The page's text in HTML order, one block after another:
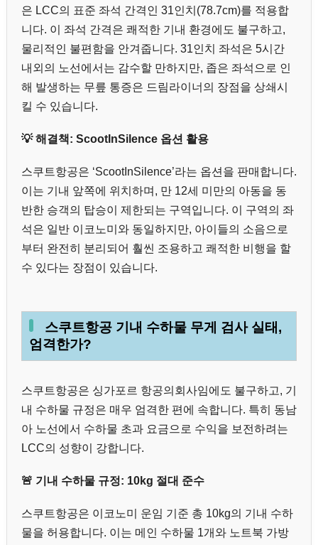
은 LCC의 표준 좌석 간격인 31인치(78.7cm)를 적용합
니다. 이 좌석 간격은 쾌적한 기내 환경에도 불구하고,
물리적인 불편함을 안겨줍니다. 31인치 좌석은 5시간
내외의 노선에서는 감수할 만하지만, 좁은 좌석으로 인
해 발생하는 무릎 통증은 드림라이너의 장점을 상쇄시
킬 수 있습니다.
💡 해결책: ScootInSilence 옵션 활용
스쿠트항공은 ‘ScootInSilence’라는 옵션을 판매합니다.
이는 기내 앞쪽에 위치하며, 만 12세 미만의 아동을 동
반한 승객의 탑승이 제한되는 구역입니다. 이 구역의 좌
석은 일반 이코노미와 동일하지만, 아이들의 소음으로
부터 완전히 분리되어 훨씬 조용하고 쾌적한 비행을 할
수 있다는 장점이 있습니다.
스쿠트항공 기내 수하물 무게 검사 실태,
엄격한가?
스쿠트항공은 싱가포르 항공의회사임에도 불구하고, 기
내 수하물 규정은 매우 엄격한 편에 속합니다. 특히 동남
아 노선에서 수하물 초과 요금으로 수익을 보전하려는
LCC의 성향이 강합니다.
🚨 기내 수하물 규정: 10kg 절대 준수
스쿠트항공은 이코노미 운임 기준 총 10kg의 기내 수하
물을 허용합니다. 이는 메인 수하물 1개와 노트북 가방